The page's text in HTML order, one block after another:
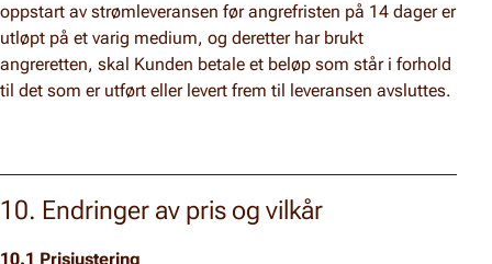
oppstart av strømleveransen før angrefristen på 14 dager er
utløpt på et varig medium, og deretter har brukt
angreretten, skal Kunden betale et beløp som står i forhold
til det som er utført eller levert frem til leveransen avsluttes.
10. Endringer av pris og vilkår
10.1 Prisjustering